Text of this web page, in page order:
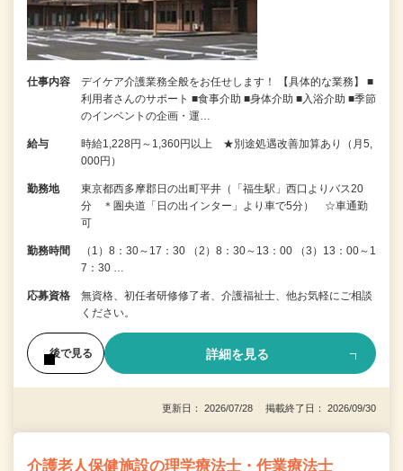
仕事内容
デイケア介護業務全般をお任せします！ 【具体的な業務】 ■
利用者さんのサポート ■食事介助 ■身体介助 ■入浴介助 ■季節
のインベントの企画・運…
給与
時給1,228円～1,360円以上 ★別途処遇改善加算あり（月5,
000円）
勤務地
東京都西多摩郡日の出町平井（「福生駅」西口よりバス20
分 ＊圏央道「日の出インター」より車で5分） ☆車通勤
可
勤務時間
（1）8：30～17：30 （2）8：30～13：00 （3）13：00～1
7：30 …
応募資格
無資格、初任者研修修了者、介護福祉士、他お気軽にご相談
ください。
後で見る 詳細を見る
更新日： 2026/07/28 掲載終了日： 2026/09/30
介護老人保健施設の理学療法士・作業療法士